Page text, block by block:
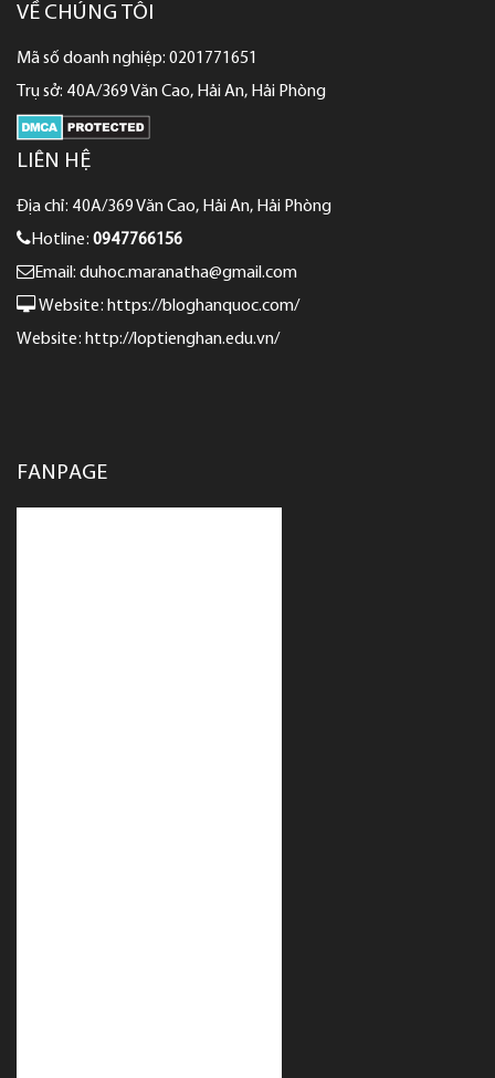
VỀ CHÚNG TÔI
Mã số doanh nghiệp: 0201771651
Trụ sở: 40A/369 Văn Cao, Hải An, Hải Phòng
LIÊN HỆ
Địa chỉ: 40A/369 Văn Cao, Hải An, Hải Phòng
Hotline: 0947766156
Email: duhoc.maranatha@gmail.com
Website: https://bloghanquoc.com/
Website: http://loptienghan.edu.vn/
FANPAGE